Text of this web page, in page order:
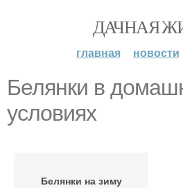
ДАЧНАЯ
главная новости
Белянки в
условиях
Белянки на зиму